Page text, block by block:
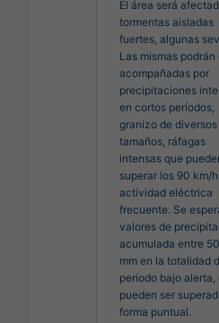
El área será
tormentas aisladas
fuertes, algunas
Las mismas podrán
acompañadas por
precipitaciones
en cortos períodos,
granizo de diversos
tamaños, ráfagas
intensas que
superar los 90 km/
actividad eléctrica
frecuente. Se
valores de
acumulada entre
mm en la totalidad
periodo bajo alerta,
pueden ser
forma puntual.